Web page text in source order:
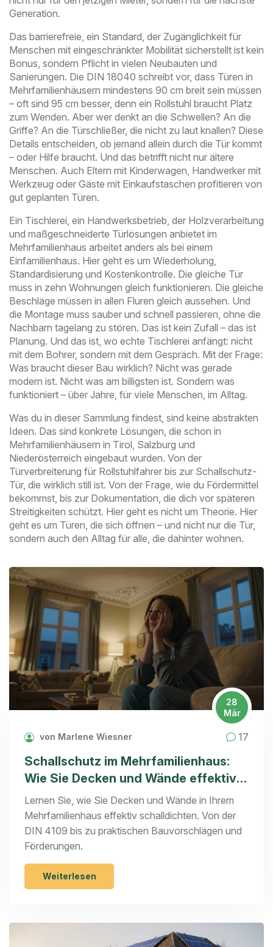
Generation.
Das barrierefreie, ein Standard, der Zugänglichkeit für
Menschen mit eingeschränkter Mobilität sicherstellt ist kein
Bonus, sondern Pflicht in vielen Neubauten und
Sanierungen. Die DIN 18040 schreibt vor, dass Türen in
Mehrfamilienhäusern mindestens 90 cm breit sein müssen
– oft sind 95 cm besser, denn ein Rollstuhl braucht Platz
zum Wenden. Aber wer denkt an die Schwellen? An die
Griffe? An die Türschließer, die nicht zu laut knallen? Diese
Details entscheiden, ob jemand allein durch die Tür kommt
– oder Hilfe braucht. Und das betrifft nicht nur ältere
Menschen. Auch Eltern mit Kinderwagen, Handwerker mit
Werkzeug oder Gäste mit Einkaufstaschen profitieren von
gut geplanten Türen.
Ein Tischlerei, ein Handwerksbetrieb, der Holzverarbeitung
und maßgeschneiderte Türlösungen anbietet im
Mehrfamilienhaus arbeitet anders als bei einem
Einfamilienhaus. Hier geht es um Wiederholung,
Standardisierung und Kostenkontrolle. Die gleiche Tür
muss in zehn Wohnungen gleich funktionieren. Die gleiche
Beschläge müssen in allen Fluren gleich aussehen. Und
die Montage muss sauber und schnell passieren, ohne die
Nachbarn tagelang zu stören. Das ist kein Zufall – das ist
Planung. Und das ist, wo echte Tischlerei anfängt: nicht
mit dem Bohrer, sondern mit dem Gespräch. Mit der Frage:
Was braucht dieser Bau wirklich? Nicht was gerade
modern ist. Nicht was am billigsten ist. Sondern was
funktioniert – über Jahre, für viele Menschen, im Alltag.
Was du in dieser Sammlung findest, sind keine abstrakten
Ideen. Das sind konkrete Lösungen, die schon in
Mehrfamilienhäusern in Tirol, Salzburg und
Niederösterreich eingebaut wurden. Von der
Türverbreiterung für Rollstuhlfahrer bis zur Schallschutz-
Tür, die wirklich still ist. Von der Frage, wie du Fördermittel
bekommst, bis zur Dokumentation, die dich vor späteren
Streitigkeiten schützt. Hier geht es nicht um Theorie. Hier
geht es um Türen, die sich öffnen – und nicht nur die Tür,
sondern auch den Alltag für alle, die dahinter wohnen.
28
Mär
von Marlene Wiesner 17
Schallschutz im Mehrfamilienhaus:
Wie Sie Decken und Wände effektiv
verbessern
Lernen Sie, wie Sie Decken und Wände in Ihrem
Mehrfamilienhaus effektiv schalldichten. Von der
DIN 4109 bis zu praktischen Bauvorschlägen und
Förderungen.
Weiterlesen